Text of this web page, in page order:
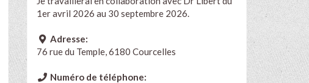
1er avril 2026 au 30 septembre 2026.
Adresse:
76 rue du Temple, 6180 Courcelles
Numéro de téléphone: